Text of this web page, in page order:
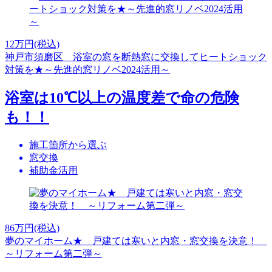
12万円(税込)
神戸市須磨区 浴室の窓を断熱窓に交換してヒートショック
対策を★～先進的窓リノベ2024活用～
浴室は10℃以上の温度差で命の危険
も！！
施工箇所から選ぶ
窓交換
補助金活用
86万円(税込)
夢のマイホーム★ 戸建ては寒いと内窓・窓交換を決意！
～リフォーム第二弾～